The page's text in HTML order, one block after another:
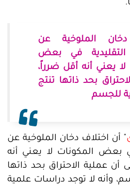
دخان الملوخية عن
التقليدية في بعض
لا يعني أنه أقل ضرراً،
بحد ذاتها تنتج
للجسم
" أن اختلاف دخان الملوخية عن
بعض المكونات لا يعني أنه
عملية الاحتراق بحد ذاتها
وأنه لا توجد دراسات علمية